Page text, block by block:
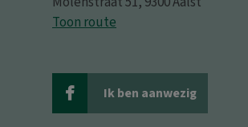
Toon route
Ik ben aanwezig